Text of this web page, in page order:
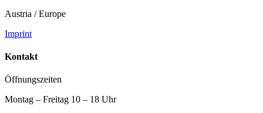
Austria / Europe
Imprint
Kontakt
Öffnungszeiten
Montag – Freitag 10 – 18 Uhr